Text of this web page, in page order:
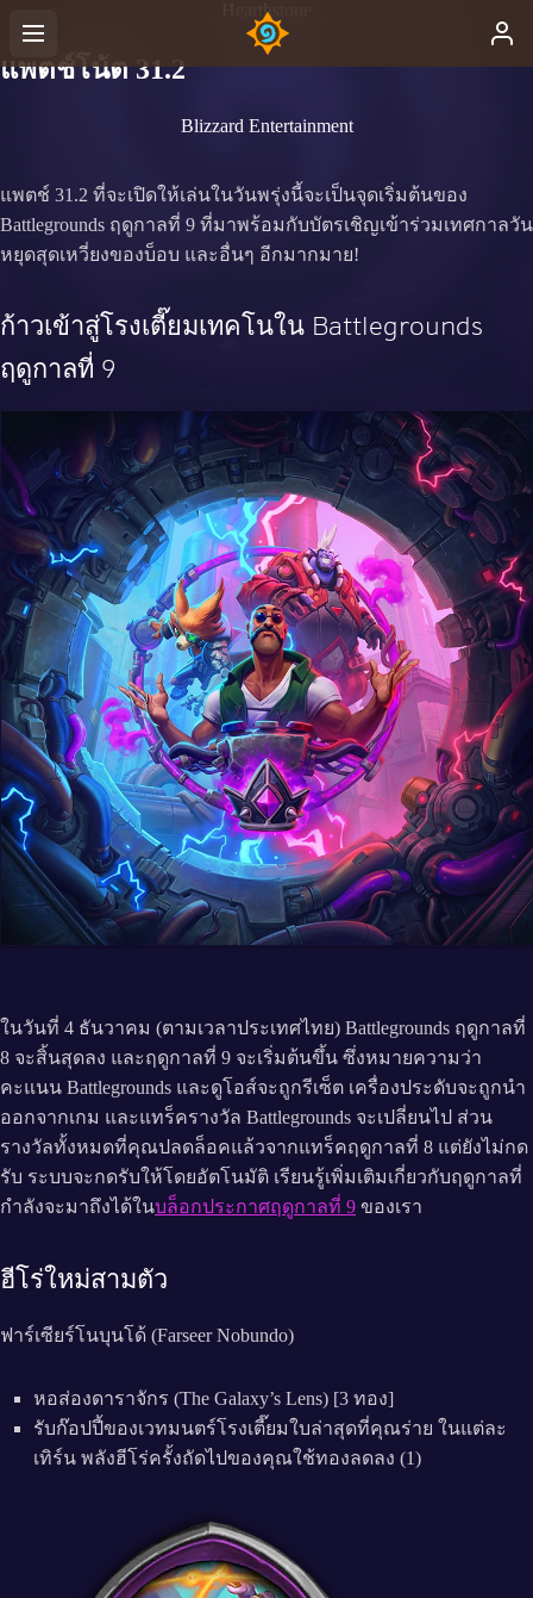
Hearthstone
แพตช์โน้ต 31.2
Blizzard Entertainment
แพตช์ 31.2 ที่จะเปิดให้เล่นในวันพรุ่งนี้จะเป็นจุดเริ่มต้นของ
Battlegrounds ฤดูกาลที่ 9 ที่มาพร้อมกับบัตรเชิญเข้าร่วมเทศกาลวัน
หยุดสุดเหวี่ยงของบ็อบ และอื่นๆ อีกมากมาย!
ก้าวเข้าสู่โรงเตี๊ยมเทคโนใน Battlegrounds
ฤดูกาลที่ 9
ในวันที่ 4 ธันวาคม (ตามเวลาประเทศไทย) Battlegrounds ฤดูกาลที่
8 จะสิ้นสุดลง และฤดูกาลที่ 9 จะเริ่มต้นขึ้น ซึ่งหมายความว่า
คะแนน Battlegrounds และดูโอส์จะถูกรีเซ็ต เครื่องประดับจะถูกนำ
ออกจากเกม และแทร็ครางวัล Battlegrounds จะเปลี่ยนไป ส่วน
รางวัลทั้งหมดที่คุณปลดล็อคแล้วจากแทร็คฤดูกาลที่ 8 แต่ยังไม่กด
รับ ระบบจะกดรับให้โดยอัตโนมัติ เรียนรู้เพิ่มเติมเกี่ยวกับฤดูกาลที่
กำลังจะมาถึงได้ในบล็อกประกาศฤดูกาลที่ 9 ของเรา
ฮีโร่ใหม่สามตัว
ฟาร์เซียร์โนบุนโด้ (Farseer Nobundo)
หอส่องดาราจักร (The Galaxy’s Lens) [3 ทอง]
รับก๊อปปี้ของเวทมนตร์โรงเตี๊ยมใบล่าสุดที่คุณร่าย ในแต่ละ
เทิร์น พลังฮีโร่ครั้งถัดไปของคุณใช้ทองลดลง (1)